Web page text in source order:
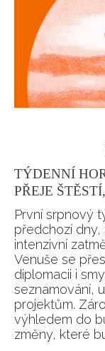
TÝDENNÍ
PŘEJE
První srpnový
předchozí
intenzivní
Venuše se
diplomacii i
seznamování,
projektům.
výhledem do
změny, které